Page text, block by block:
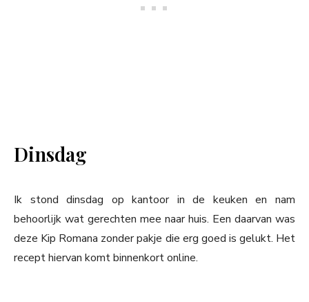
Dinsdag
Ik stond dinsdag op kantoor in de keuken en nam
behoorlijk wat gerechten mee naar huis. Een daarvan was
deze Kip Romana zonder pakje die erg goed is gelukt. Het
recept hiervan komt binnenkort online.